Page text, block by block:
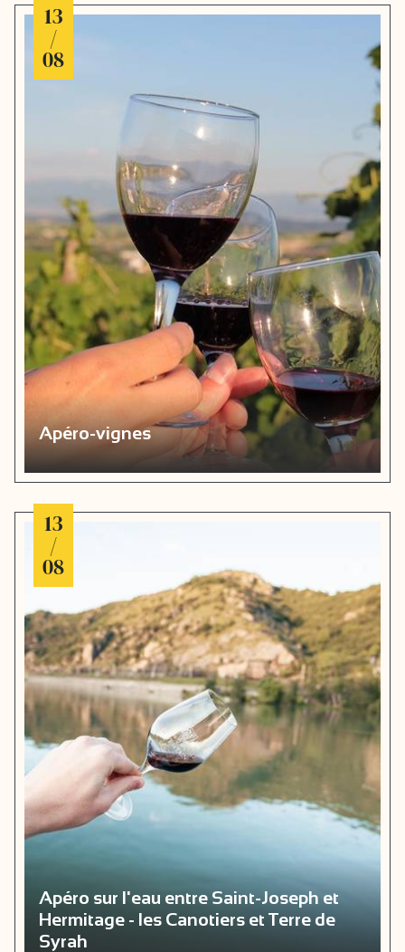
13
/
08
Apéro-vignes
13
/
08
Apéro sur l'eau entre Saint-Joseph et
Hermitage - les Canotiers et Terre de
Syrah